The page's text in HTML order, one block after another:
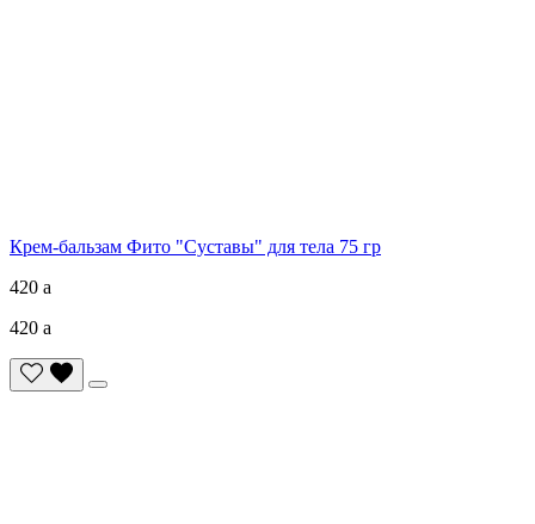
Крем-бальзам Фито "Суставы" для тела 75 гр
420 a
420 a